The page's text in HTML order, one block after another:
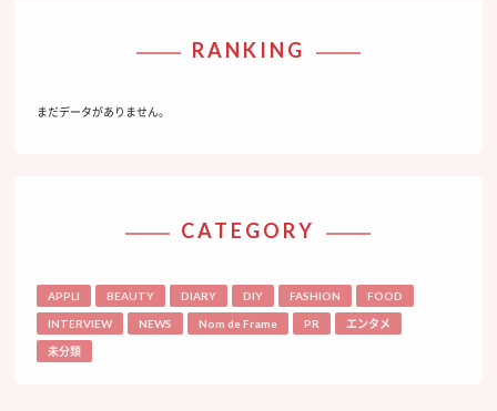
RANKING
まだデータがありません。
CATEGORY
APPLI BEAUTY DIARY DIY FASHION FOOD
INTERVIEW NEWS Nom de Frame PR エンタメ
未分類